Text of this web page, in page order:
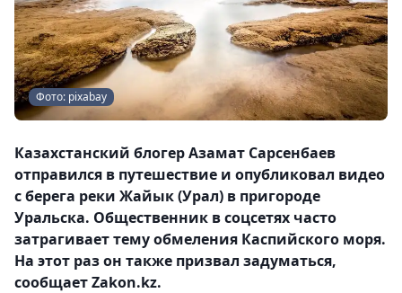
Фото: pixabay
Казахстанский блогер Азамат Сарсенбаев
отправился в путешествие и опубликовал видео
с берега реки Жайык (Урал) в пригороде
Уральска. Общественник в соцсетях часто
затрагивает тему обмеления Каспийского моря.
На этот раз он также призвал задуматься,
сообщает Zakon.kz.